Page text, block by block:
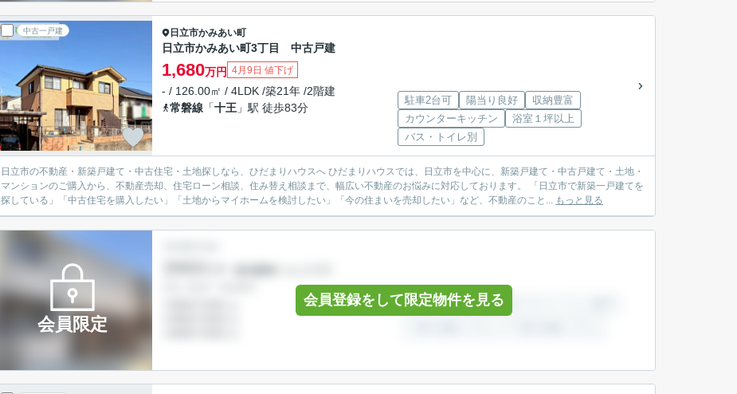
中古一戸建 日立市かみあい町
日立市かみあい町3丁目 中古戸建
1,680万円 4月9日 値下げ
- / 126.00㎡ / 4LDK /築21年 /2階建
常磐線 「十王 」駅 徒歩83分
駐車2台可 陽当り良好
収納豊富
カウンターキッチン
浴室１坪以上
バス・トイレ別
日立市の不動産・新築戸建て・中古住宅・土地探しなら、ひだまりハウスへ ひだまりハウスでは、日立市を中心に、新築戸建て・中古戸建て・土地・
マンションのご購入から、不動産売却、住宅ローン相談、住み替え相談まで、幅広い不動産のお悩みに対応しております。 「日立市で新築一戸建てを
探している」「中古住宅を購入したい」「土地からマイホームを検討したい」「今の住まいを売却したい」など、不動産のこと... もっと見る
会員限定
会員登録をして限定物件を見る